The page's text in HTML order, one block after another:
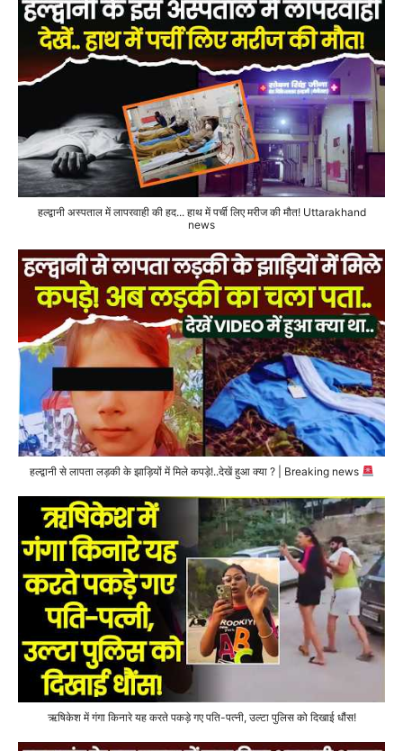
हल्द्वानी अस्पताल में लापरवाही की हद... हाथ में पर्ची लिए मरीज की मौत! Uttarakhand
news
हल्द्वानी से लापता लड़की के झाड़ियों में मिले कपड़े!..देखें हुआ क्या ? | Breaking news
ऋषिकेश में गंगा किनारे यह करते पकड़े गए पति-पत्नी, उल्टा पुलिस को दिखाई धौंस!